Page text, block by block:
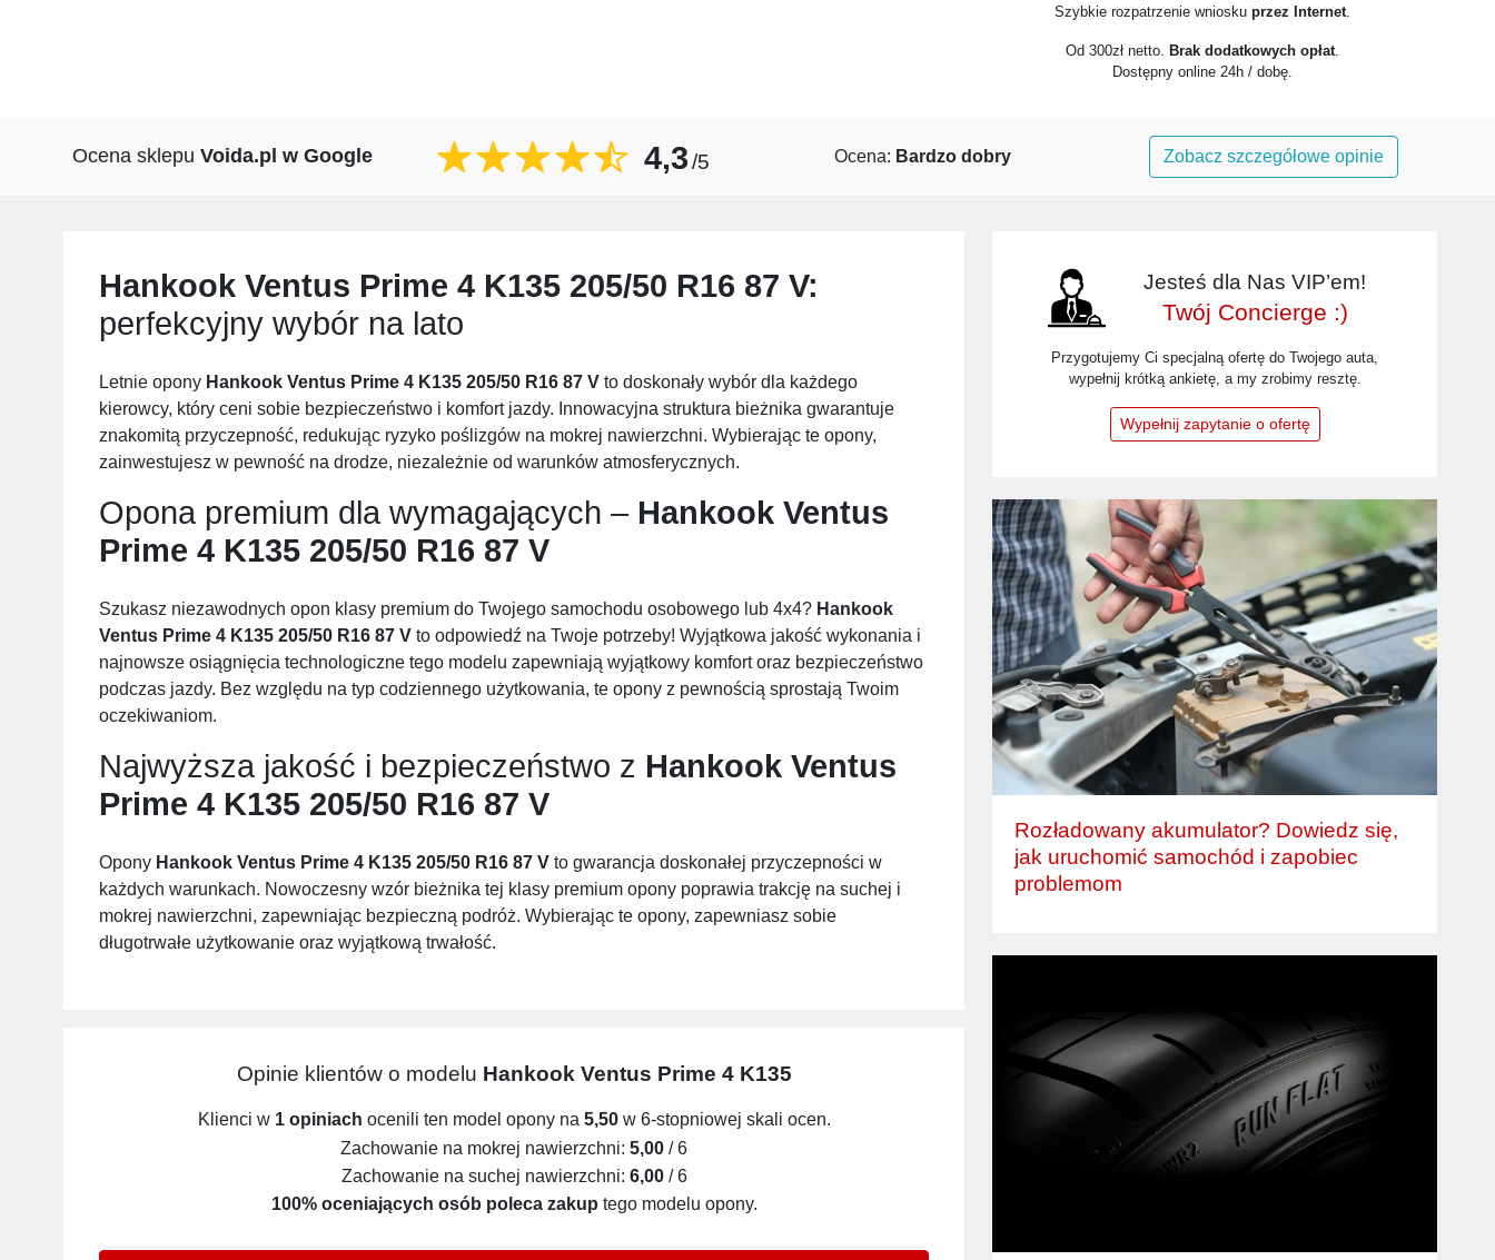
Szybkie rozpatrzenie wnioskuprzez Internet
Od 300zł netto. Brak dodatkowych opłat
Dostępny online 24h / dobę.
Ocena sklepu Voida.pl w Google 4,3/5 Ocena: Bardzo dobry Zobacz szczegółowe opinie
Hankook Ventus Prime 4 K135 205/50 R16 87 V:
perfekcyjny wybór na lato
Letnie opony Hankook Ventus Prime 4 K135 205/50 R16 87 V to doskonały wybór dla każdego
kierowcy, który ceni sobie bezpieczeństwo i komfort jazdy. Innowacyjna struktura bieżnika gwarantuje
znakomitą przyczepność, redukując ryzyko poślizgów na mokrej nawierzchni. Wybierając te opony,
zainwestujesz w pewność na drodze, niezależnie od warunków atmosferycznych.
Opona premium dla wymagających – Hankook Ventus
Prime 4 K135 205/50 R16 87 V
Szukasz niezawodnych opon klasy premium do Twojego samochodu osobowego lub 4x4? Hankook
Ventus Prime 4 K135 205/50 R16 87 V to odpowiedź na Twoje potrzeby! Wyjątkowa jakość wykonania i
najnowsze osiągnięcia technologiczne tego modelu zapewniają wyjątkowy komfort oraz bezpieczeństwo
podczas jazdy. Bez względu na typ codziennego użytkowania, te opony z pewnością sprostają Twoim
oczekiwaniom.
Najwyższa jakość i bezpieczeństwo z Hankook Ventus
Prime 4 K135 205/50 R16 87 V
Opony Hankook Ventus Prime 4 K135 205/50 R16 87 V to gwarancja doskonałej przyczepności w
każdych warunkach. Nowoczesny wzór bieżnika tej klasy premium opony poprawia trakcję na suchej i
mokrej nawierzchni, zapewniając bezpieczną podróż. Wybierając te opony, zapewniasz sobie
długotrwałe użytkowanie oraz wyjątkową trwałość.
Opinie klientów o modelu Hankook Ventus Prime 4 K135
Klienci w 1 opiniach ocenili ten model opony na 5,50w 6-stopniowej skali ocen.
Zachowanie na mokrej nawierzchni: 5,00 / 6
Zachowanie na suchej nawierzchni: 6,00/ 6
100% oceniających osób poleca zakup tego modelu opony.
Jesteś dla Nas VIP’em!
Twój Concierge :)
Przygotujemy Ci specjalną ofertę do Twojego auta,
wypełnij krótką ankietę, a my zrobimy resztę.
Wypełnij zapytanie o ofertę
Rozładowany akumulator? Dowiedz się,
jak uruchomić samochód i zapobiec
problemom